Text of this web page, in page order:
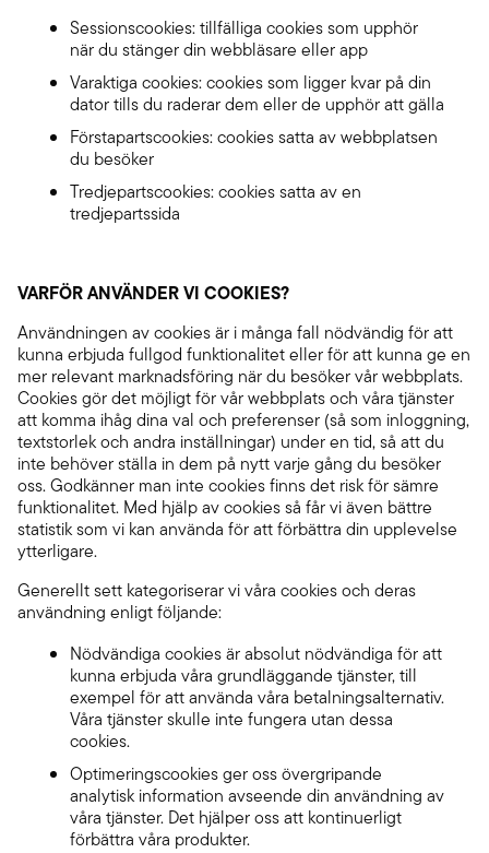
Sessionscookies: tillfälliga cookies som upphör
när du stänger din webbläsare eller app
Varaktiga cookies: cookies som ligger kvar på din
dator tills du raderar dem eller de upphör att gälla
Förstapartscookies: cookies satta av webbplatsen
du besöker
Tredjepartscookies: cookies satta av en
tredjepartssida
VARFÖR ANVÄNDER VI COOKIES?
Användningen av cookies är i många fall nödvändig för att
kunna erbjuda fullgod funktionalitet eller för att kunna ge en
mer relevant marknadsföring när du besöker vår webbplats.
Cookies gör det möjligt för vår webbplats och våra tjänster
att komma ihåg dina val och preferenser (så som inloggning,
textstorlek och andra inställningar) under en tid, så att du
inte behöver ställa in dem på nytt varje gång du besöker
oss. Godkänner man inte cookies finns det risk för sämre
funktionalitet. Med hjälp av cookies så får vi även bättre
statistik som vi kan använda för att förbättra din upplevelse
ytterligare.
Generellt sett kategoriserar vi våra cookies och deras
användning enligt följande:
Nödvändiga cookies är absolut nödvändiga för att
kunna erbjuda våra grundläggande tjänster, till
exempel för att använda våra betalningsalternativ.
Våra tjänster skulle inte fungera utan dessa
cookies.
Optimeringscookies ger oss övergripande
analytisk information avseende din användning av
våra tjänster. Det hjälper oss att kontinuerligt
förbättra våra produkter.